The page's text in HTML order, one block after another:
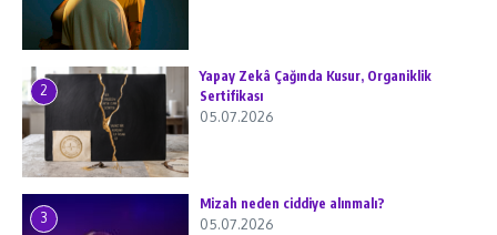
2
Yapay Zekâ Çağında Kusur, Organiklik
Sertifikası
05.07.2026
3
Mizah neden ciddiye alınmalı?
05.07.2026